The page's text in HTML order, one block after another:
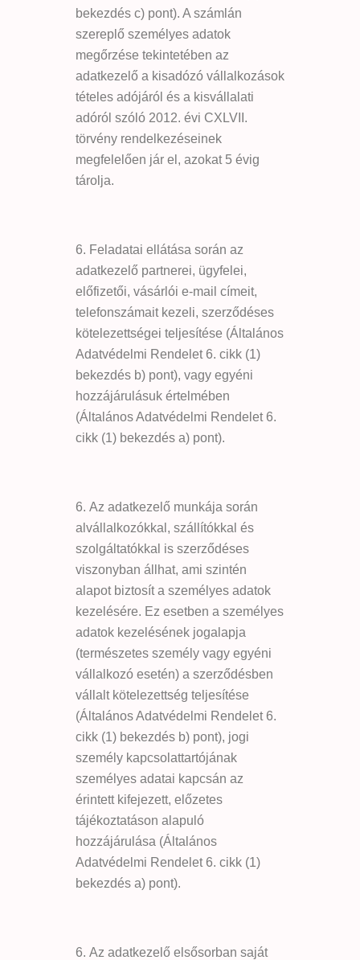
bekezdés c) pont). A számlán
szereplő személyes adatok
megőrzése tekintetében az
adatkezelő a kisadózó vállalkozások
tételes adójáról és a kisvállalati
adóról szóló 2012. évi CXLVII.
törvény rendelkezéseinek
megfelelően jár el, azokat 5 évig
tárolja.
Feladatai ellátása során az
adatkezelő partnerei, ügyfelei,
előfizetői, vásárlói e-mail címeit,
telefonszámait kezeli, szerződéses
kötelezettségei teljesítése (Általános
Adatvédelmi Rendelet 6. cikk (1)
bekezdés b) pont), vagy egyéni
hozzájárulásuk értelmében
(Általános Adatvédelmi Rendelet 6.
cikk (1) bekezdés a) pont).
Az adatkezelő munkája során
alvállalkozókkal, szállítókkal és
szolgáltatókkal is szerződéses
viszonyban állhat, ami szintén
alapot biztosít a személyes adatok
kezelésére. Ez esetben a személyes
adatok kezelésének jogalapja
(természetes személy vagy egyéni
vállalkozó esetén) a szerződésben
vállalt kötelezettség teljesítése
(Általános Adatvédelmi Rendelet 6.
cikk (1) bekezdés b) pont), jogi
személy kapcsolattartójának
személyes adatai kapcsán az
érintett kifejezett, előzetes
tájékoztatáson alapuló
hozzájárulása (Általános
Adatvédelmi Rendelet 6. cikk (1)
bekezdés a) pont).
Az adatkezelő elsősorban saját